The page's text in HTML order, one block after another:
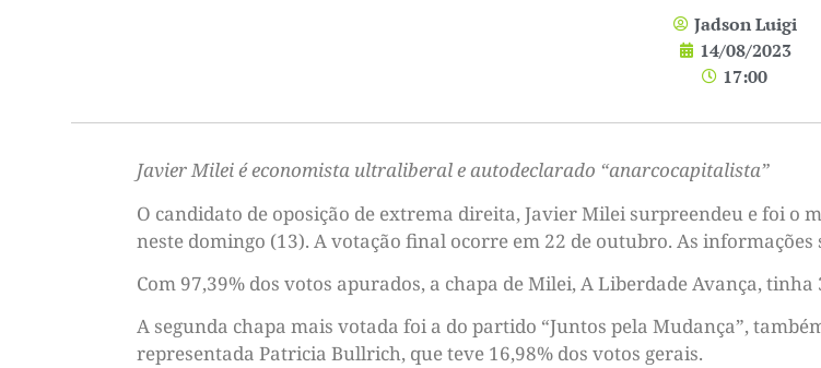
Jadson Luigi
14/08/2023
17:00
Javier Milei é economista ultraliberal e autodeclarado “anarcocapitalista”
O candidato de oposição de extrema direita, Javier Milei surpreendeu e foi o
neste domingo (13). A votação final ocorre em 22 de outubro. As informações
Com 97,39% dos votos apurados, a chapa de Milei, A Liberdade Avança, tinha
A segunda chapa mais votada foi a do partido “Juntos pela Mudança”,
representada Patricia Bullrich, que teve 16,98% dos votos gerais.